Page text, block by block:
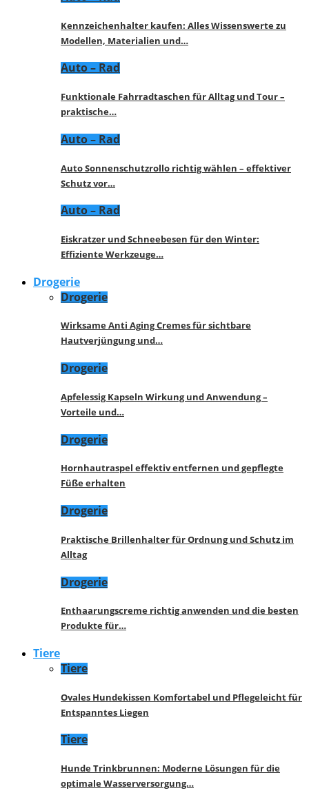
Kennzeichenhalter kaufen: Alles Wissenswerte zu
Modellen, Materialien und…
Auto – Rad
Funktionale Fahrradtaschen für Alltag und Tour –
praktische…
Auto – Rad
Auto Sonnenschutzrollo richtig wählen – effektiver
Schutz vor…
Auto – Rad
Eiskratzer und Schneebesen für den Winter:
Effiziente Werkzeuge…
Drogerie
Drogerie
Wirksame Anti Aging Cremes für sichtbare
Hautverjüngung und…
Drogerie
Apfelessig Kapseln Wirkung und Anwendung –
Vorteile und…
Drogerie
Hornhautraspel effektiv entfernen und gepflegte
Füße erhalten
Drogerie
Praktische Brillenhalter für Ordnung und Schutz im
Alltag
Drogerie
Enthaarungscreme richtig anwenden und die besten
Produkte für…
Tiere
Tiere
Ovales Hundekissen Komfortabel und Pflegeleicht für
Entspanntes Liegen
Tiere
Hunde Trinkbrunnen: Moderne Lösungen für die
optimale Wasserversorgung…